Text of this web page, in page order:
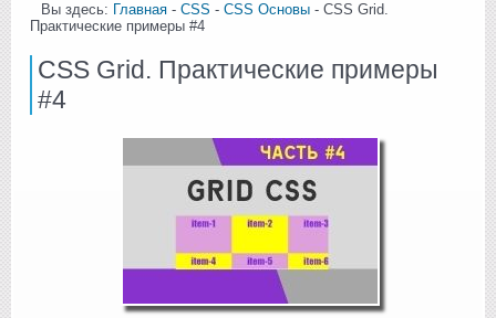
Вы здесь: Главная - CSS - CSS Основы - CSS Grid.
Практические примеры #4
CSS Grid. Практические примеры
#4